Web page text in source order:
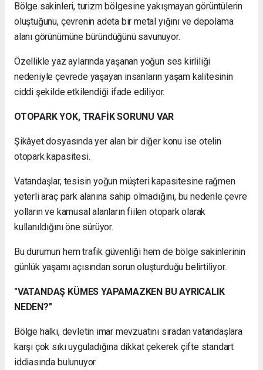
Bölge sakinleri, turizm bölgesine yakışmayan görüntülerin
oluştuğunu, çevrenin adeta bir metal yığını ve depolama
alanı görünümüne büründüğünü savunuyor.
Özellikle yaz aylarında yaşanan yoğun ses kirliliği
nedeniyle çevrede yaşayan insanların yaşam kalitesinin
ciddi şekilde etkilendiği ifade ediliyor.
OTOPARK YOK, TRAFİK SORUNU VAR
Şikâyet dosyasında yer alan bir diğer konu ise otelin
otopark kapasitesi.
Vatandaşlar, tesisin yoğun müşteri kapasitesine rağmen
yeterli araç park alanına sahip olmadığını, bu nedenle çevre
yolların ve kamusal alanların fiilen otopark olarak
kullanıldığını öne sürüyor.
Bu durumun hem trafik güvenliği hem de bölge sakinlerinin
günlük yaşamı açısından sorun oluşturduğu belirtiliyor.
"VATANDAŞ KÜMES YAPAMAZKEN BU AYRICALIK
NEDEN?"
Bölge halkı, devletin imar mevzuatını sıradan vatandaşlara
karşı çok sıkı uyguladığına dikkat çekerek çifte standart
iddiasında bulunuyor.